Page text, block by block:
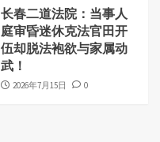
长春二道法院：当事人
庭审昏迷休克法官田开
伍却脱法袍欲与家属动
武！
2026年7月15日 0